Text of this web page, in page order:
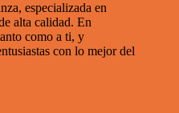
especializada en
alta calidad. En
como a ti, y
con lo mejor del